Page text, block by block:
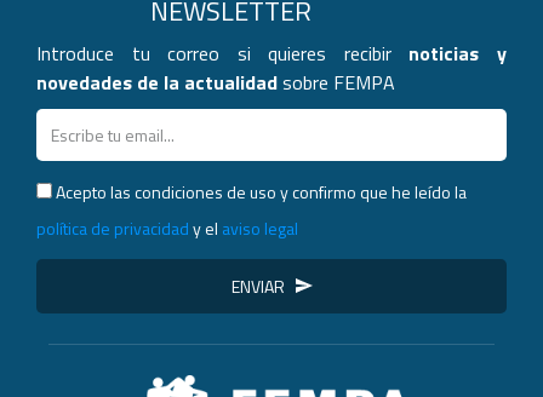
NEWSLETTER
Introduce tu correo si quieres recibir noticias y
novedades de la actualidadsobre FEMPA
Acepto las condiciones de uso y confirmo que he leído la
política de privacidady el aviso legal
ENVIAR